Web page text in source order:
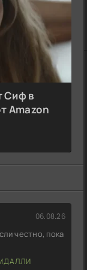
Сиф в
Amazon
06.08.26
честно, пока